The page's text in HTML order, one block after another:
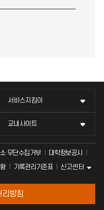
서비스지킴이
교내사이트
무단수집거부
대학정보공시
기록관리기준표 신고센터
리방침